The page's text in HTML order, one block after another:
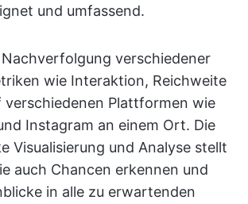
und umfassend.
verschiedener
wie Interaktion, Reichweite
verschiedenen Plattformen wie
Instagram an einem Ort. Die
Visualisierung und Analyse stellt
auch Chancen erkennen und
in alle zu erwartenden